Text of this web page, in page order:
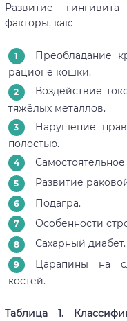
Развитие
факторы, как:
Преобладание
рационе кошки.
Воздействие
тяжёлых металлов.
Нарушение
полостью.
Самостоятельное
Развитие
Подагра.
Особенности
Сахарный диабет.
Царапины на
костей.
Таблица 1.